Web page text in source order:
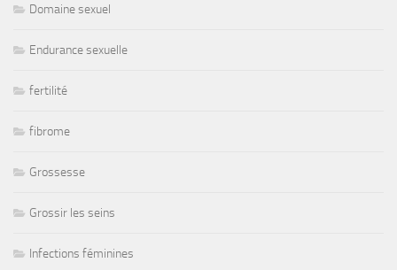
Domaine sexuel
Endurance sexuelle
fertilité
fibrome
Grossesse
Grossir les seins
Infections féminines